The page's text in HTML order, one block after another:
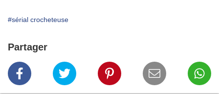
#sérial crocheteuse
Partager